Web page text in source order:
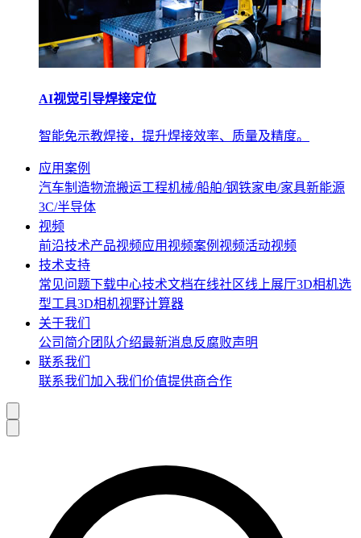
AI视觉引导焊接定位
智能免示教焊接，提升焊接效率、质量及精度。
应用案例
汽车制造物流搬运工程机械/船舶/钢铁家电/家具新能源
3C/半导体
视频
前沿技术产品视频应用视频案例视频活动视频
技术支持
常见问题下载中心技术文档在线社区线上展厅3D相机选
型工具3D相机视野计算器
关于我们
公司简介团队介绍最新消息反腐败声明
联系我们
联系我们 加入我们 价值提供商合作